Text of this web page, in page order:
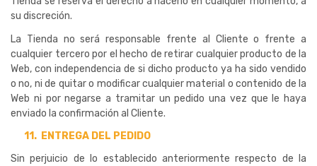
su discreción.
La Tienda no será responsable frente al Cliente o frente a
cualquier tercero por el hecho de retirar cualquier producto de la
Web, con independencia de si dicho producto ya ha sido vendido
o no, ni de quitar o modificar cualquier material o contenido de la
Web ni por negarse a tramitar un pedido una vez que le haya
enviado la confirmación al Cliente.
11. ENTREGA DEL PEDIDO
Sin perjuicio de lo establecido anteriormente respecto de la